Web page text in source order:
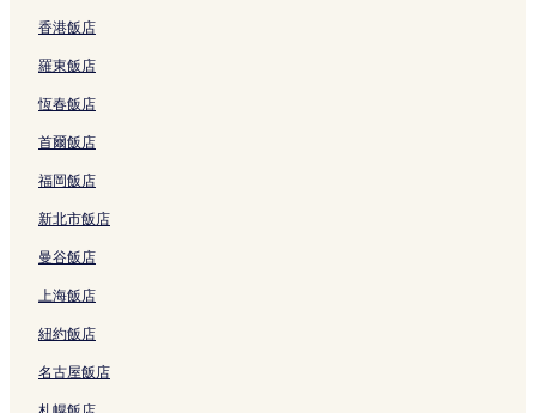
首爾的設有健身中心的飯店
首爾的設有游泳池的飯店
首爾的賭場飯店
首爾的方便購物的飯店
班山市場附近的親子飯店
大學路的方便購物的飯店
香港飯店
羅東飯店
恆春飯店
首爾飯店
福岡飯店
新北市飯店
曼谷飯店
上海飯店
紐約飯店
名古屋飯店